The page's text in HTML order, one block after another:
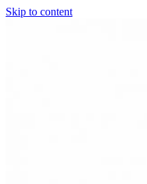
Skip to content